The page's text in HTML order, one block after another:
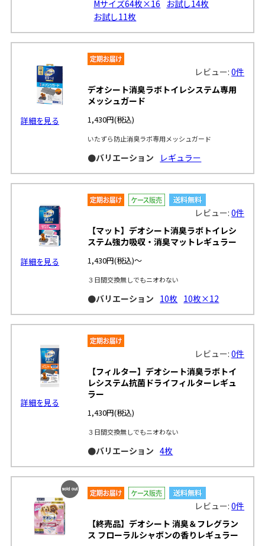
Mサイズ64枚×16
お試し14枚
お試し11枚
詳細を見る
レビュー:0件
デオシート消臭ラボトイレシステム専用
メッシュガード
1,430円(税込)
いたずら防止消臭ラボ専用メッシュガード
●バリエーション レギュラー
詳細を見る
レビュー:0件
【マット】デオシート消臭ラボトイレシ
ステム強力吸収・消臭マットレギュラー
1,430円(税込)～
３日間交換無しでもニオわない
●バリエーション 10枚 10枚×12
詳細を見る
レビュー:0件
【フィルター】デオシート消臭ラボトイ
レシステム抗菌ドライフィルターレギュ
ラー
1,430円(税込)
３日間交換無しでもニオわない
●バリエーション 4枚
SOLD
レビュー:0件
【終売品】デオシート 消臭＆フレグラン
ス フローラルシャボンの香りレギュラー